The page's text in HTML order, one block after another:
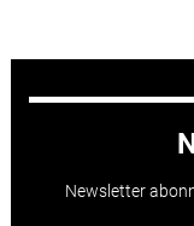
Newsletter